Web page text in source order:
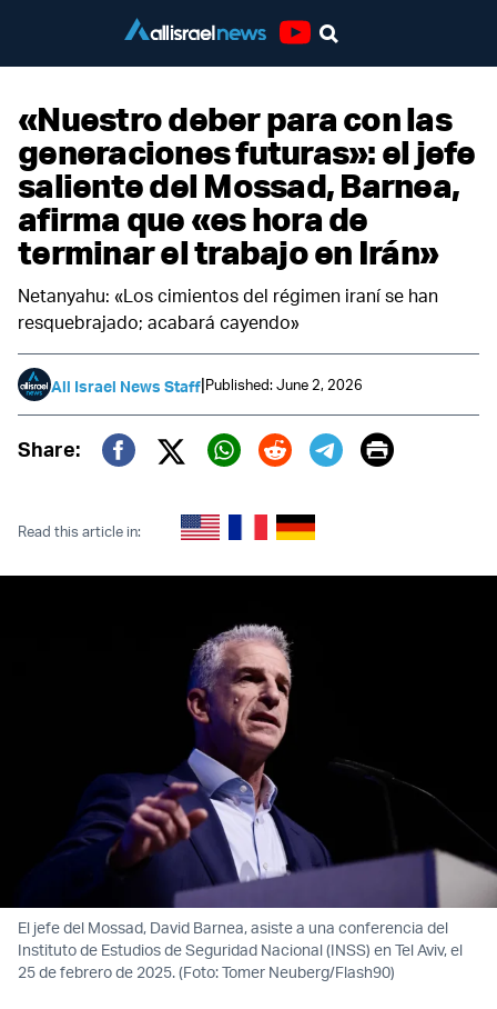
«Nuestro deber para con las
generaciones futuras»: el jefe
saliente del Mossad, Barnea,
afirma que «es hora de
terminar el trabajo en Irán»
Netanyahu: «Los cimientos del régimen iraní se han
resquebrajado; acabará cayendo»
All Israel News Staff|Published: June 2, 2026
Share:
Twitter (X)
Print
Read this article in:
El jefe del Mossad, David Barnea, asiste a una conferencia del
Instituto de Estudios de Seguridad Nacional (INSS) en Tel Aviv, el
25 de febrero de 2025. (Foto: Tomer Neuberg/Flash90)